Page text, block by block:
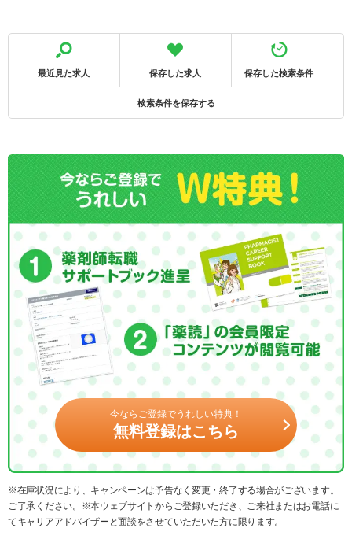
最近見た求人 保存した求人 保存した検索条件
検索条件を保存する
今ならご登録でうれしい特典！
無料登録はこちら
※在庫状況により、キャンペーンは予告なく変更・終了する場合がございます。
ご了承ください。※本ウェブサイトからご登録いただき、ご来社またはお電話に
てキャリアアドバイザーと面談をさせていただいた方に限ります。